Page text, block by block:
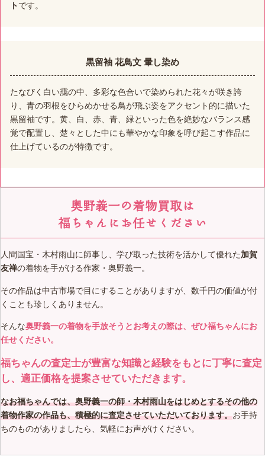
トです。
黒留袖 花鳥文 暈し染め
たなびく白い靄の中、多彩な色合いで染められた花々が咲き誇
り、青の羽根をひらめかせる鳥が飛ぶ姿をアクセント的に描いた
黒留袖です。黄、白、赤、青、緑といった色を絶妙なバランス感
覚で配置し、楚々とした中にも華やかな印象を呼び起こす作品に
仕上げているのが特徴です。
奥野義一の着物買取は
福ちゃんにお任せください
人間国宝・木村雨山に師事し、学び取った技術を活かして優れた加賀
友禅の着物を手がける作家・奥野義一。
その作品は中古市場で目にすることがありますが、数千円の価値が付
くことも珍しくありません。
そんな奥野義一の着物を手放そうとお考えの際は、ぜひ福ちゃんにお
任せください。
福ちゃんの査定士が豊富な知識と経験をもとに丁寧に査定
し、適正価格を提案させていただきます。
なお福ちゃんでは、奥野義一の師・木村雨山をはじめとするその他の
着物作家の作品も、積極的に査定させていただいております。お手持
ちのものがありましたら、気軽にお声がけください。